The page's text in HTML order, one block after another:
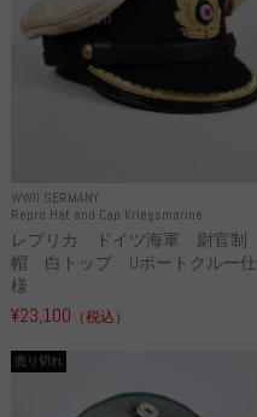
WWII GERMANY
Repro Hat and Cap Kriegsmarine
レプリカ ドイツ海軍 尉官制
帽 白トップ Uボートクルー仕
様
¥23,100 （税込）
売り切れ